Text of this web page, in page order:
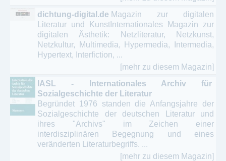
dichtung-digital.de Magazin zur digitalen
Literatur und KunstInternationales Magazin zur
digitalen Ästhetik: Netzliteratur, Netzkunst,
Netzkultur, Multimedia, Hypermedia, Intermedia,
Hypertext, Interfiction, ...
[mehr zu diesem Magazin]
IASL - Internationales Archiv für
Sozialgeschichte der Literatur
Begründet 1976 standen die Anfangsjahre der
Sozialgeschichte der deutschen Literatur und
ihres "Archivs" im Zeichen einer
interdisziplinären Begegnung und eines
veränderten Literaturbegriffs. ...
[mehr zu diesem Magazin]